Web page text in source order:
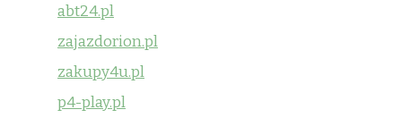
abt24.pl
zajazdorion.pl
zakupy4u.pl
p4-play.pl